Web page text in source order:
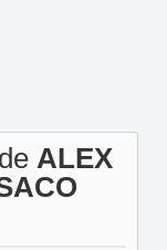
ALEX